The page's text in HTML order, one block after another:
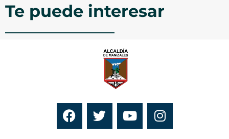
Te puede interesar